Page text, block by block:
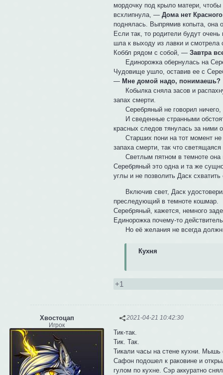
мордочку под крыло матери,
всхлипнула, —Дома нет
поднялась. Выпрямив копыта, она
Если так, то родители будут
шла к выходу из лавки и смотрела
Коббл рядом с собой, —Завтра
Единорожка обернулась на
Чудовище ушло, оставив ее с
—Мне домой надо, понимаешь?
Кобылка сняла засов и
запах смерти.
Серебряный не говорил
И сведенные странными
красных следов тянулась за ними
Старших пони на тот момент не
запаха смерти, так что
Светлым пятном в темноте она
Серебряный это одна и та же
углы и не позволить Даск
Включив свет, Даск
преследующий в темноте кошмар.
Серебряный, кажется, немного
Единорожка почему-то
Но её желания не всегда
Кухня
+1
2021-04-21 10:42:30
Хвостоцап
Игрок
Тик-так.
Тик. Так.
Тикали часы на стене кухни. Мышь
Сафон подошел к раковине и
гулом по кухне. Сэр аккуратно